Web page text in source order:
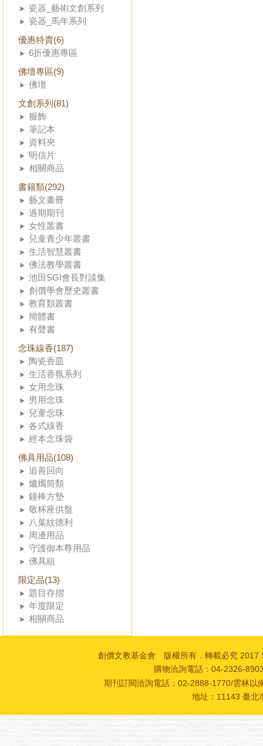
瓷器_藝術文創系列
瓷器_馬年系列
優惠特賣(6)
6折優惠專區
佛壇專區(9)
佛壇
文創系列(81)
服飾
筆記本
資料夾
明信片
相關商品
書籍類(292)
藝文畫冊
過期期刊
女性叢書
兒童青少年叢書
生活智慧叢書
佛法教學叢書
池田SGI會長對談集
創價學會歷史叢書
教育類叢書
簡體書
有聲書
念珠線香(187)
陶瓷香皿
生活香氛系列
女用念珠
男用念珠
兒童念珠
各式線香
經本念珠袋
佛具用品(108)
追善回向
爐燭筒類
鐘棒方墊
敬杯座供盤
八葉紋德利
周邊用品
守護御本尊用品
佛具組
限定品(13)
題目存摺
年度限定
相關商品
創價文教基金會 版權所有．轉載必究 2017
購物洽詢電話：04-2326-
期刊訂閱洽詢電話：02-2888-1770/雲林
地址：11143 臺北